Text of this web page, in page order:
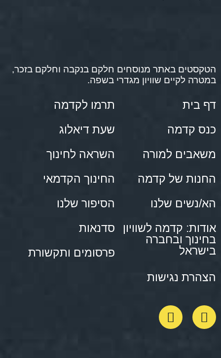
הטקסטים באתר מנוסחים חלקם בנקבה וחלקם בזכר,
במטרה לקיים שוויון מגדרי בשפה.
דף בית
תרמו לקדמה
כנס קדמה
שעת דיאלוג
משאבים למורה
השראה לחינוך
החנות של קדמה
החינוך הקדמאי
הא/נשים שלנו
הסיפור שלנו
אודות: קדמה לשוויון
בחינוך ובחברה
בישראל
סדנאות
פרסומים ותקשורת
הצהרת נגישות